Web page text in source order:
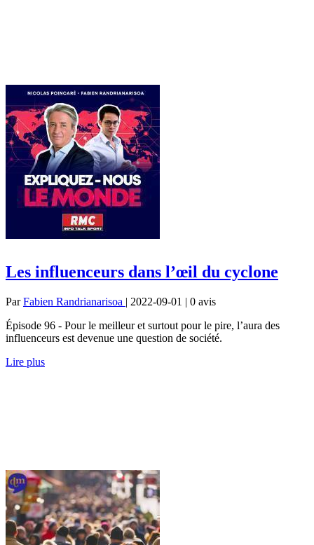
Les influenceurs dans l’œil du cyclone
ParFabien Randrianarisoa | 2022-09-01 | 0 avis
Épisode 96 - Pour le meilleur et surtout pour le pire, l’aura des
influenceurs est devenue une question de société.
Lire plus